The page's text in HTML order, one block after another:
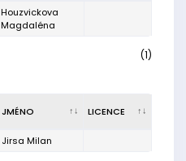
Houzvickova
Magdaléna
(1)
JMÉNO LICENCE
Jirsa Milan